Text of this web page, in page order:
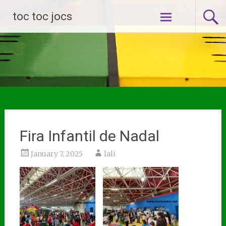
toc toc jocs
Skip
to
content
Fira Infantil de Nadal
January 7, 2025 lali